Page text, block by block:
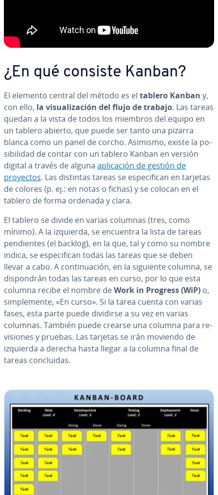
¿En qué consiste Kanban?
El elemento central del método es el tablero Kanban y,
con ello, la vi­sua­li­za­ción del flujo de trabajo. Las tareas
quedan a la vista de todos los miembros del equipo en
un tablero abierto, que puede ser tanto una pizarra
blanca como un panel de corcho. Asimismo, existe la po­
si­bi­li­dad de contar con un tablero Kanban en versión
digital a través de alguna apli­ca­ción de gestión de
proyectos. Las distintas tareas se es­pe­ci­fi­can en tarjetas
de colores (p. ej.: en notas o fichas) y se colocan en el
tablero de forma ordenada y clara.
El tablero se divide en varias columnas (tres, como
mínimo). A la izquierda, se encuentra la lista de tareas
pe­n­die­n­tes (el backlog), en la que, tal y como su nombre
indica, se es­pe­ci­fi­can todas las tareas que se deben
llevar a cabo. A co­n­ti­nua­ción, en la siguiente columna, se
di­s­po­n­drán todas las tareas en curso, por lo que esta
columna recibe el nombre deWork in Progress (WiP) o,
si­m­ple­me­n­te, «En curso». Si la tarea cuenta con varias
fases, esta parte puede dividirse a su vez en varias
columnas. También puede crearse una columna para re­
vi­sio­nes y pruebas. Las tarjetas se irán moviendo de
izquierda a derecha hasta llegar a la columna final de
tareas co­n­clui­das.